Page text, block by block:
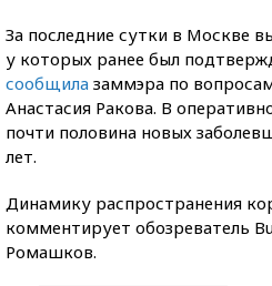
За последние сутки в Москве
у которых ранее был
сообщила заммэра по
Анастасия Ракова. В
почти половина новых
лет.
Динамику распространения
комментирует обозреватель
Ромашков.